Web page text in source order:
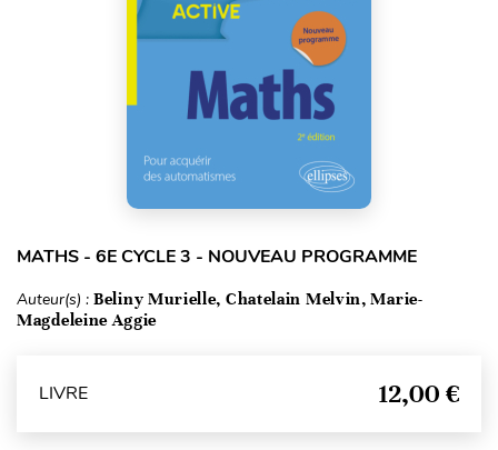
MATHS - 6E CYCLE 3 - NOUVEAU PROGRAMME
Auteur(s) : Beliny Murielle, Chatelain Melvin, Marie-
Magdeleine Aggie
LIVRE 12,00 €